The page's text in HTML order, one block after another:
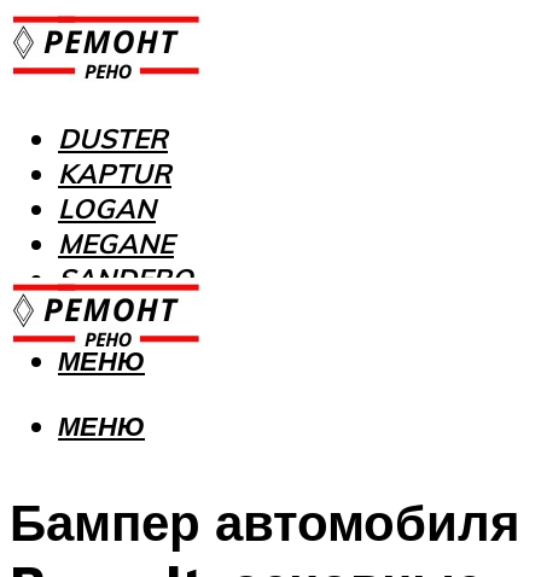
DUSTER
KAPTUR
LOGAN
MEGANE
SANDERO
МЕНЮ
МЕНЮ
Бампер автомобиля